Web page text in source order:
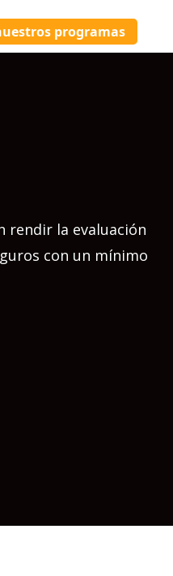
programas
rendir la evaluación
con un mínimo